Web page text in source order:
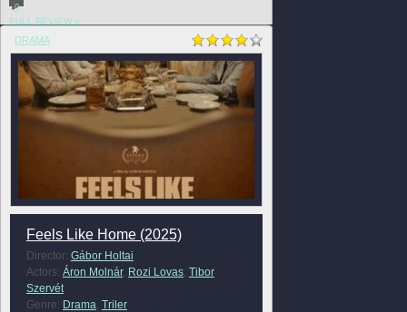
0
FULL REVIEW »
DRAMA
Feels Like Home (2025)
Director: Gábor Holtai
Actors: Áron Molnár, Rozi Lovas, Tibor
Szervét
Genre: Drama, Triler